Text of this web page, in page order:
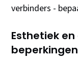
verbinders -
Esthetiek